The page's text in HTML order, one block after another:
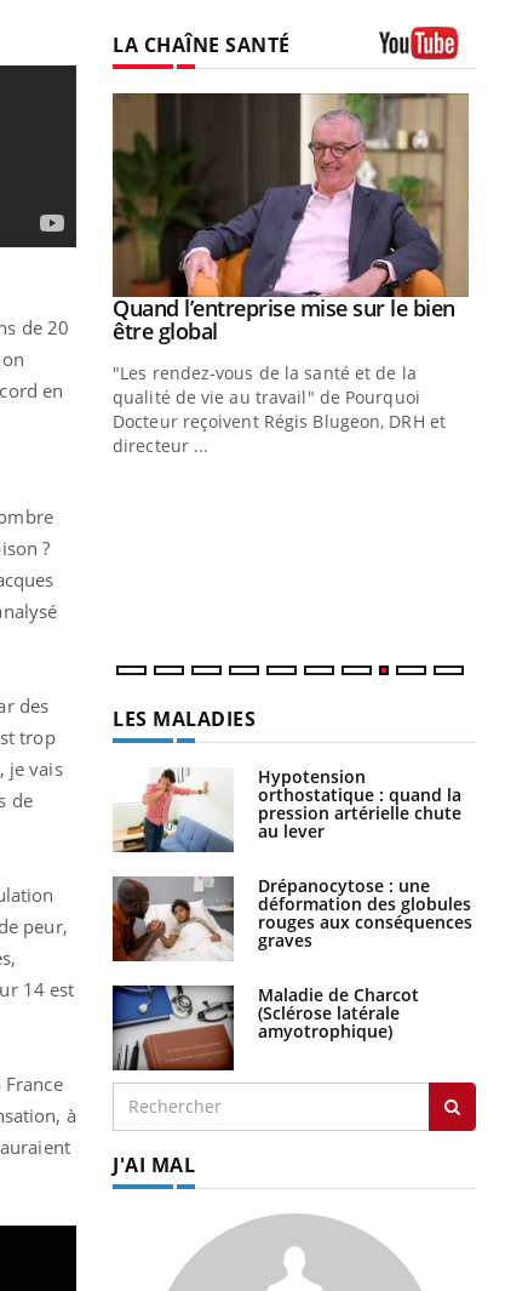
de 20
en
?
des
trop
je vais
de
peur,
14 est
à
LA CHAÎNE SANTÉ
Youtube
votre
cet
Youtube
Quand l’entreprise mise sur le bien
être globalYoutube
"Les rendez-vous de la santé et de la
qualité de vie au travail" de Pourquoi
Docteur reçoivent Régis Blugeon, DRH et
directeur ...
LES MALADIES
Hypotension
orthostatique : quand la
pression artérielle chute
au lever
Drépanocytose : une
déformation des globules
rouges aux conséquences
graves
Maladie de Charcot
(Sclérose latérale
amyotrophique)
J'AI MAL